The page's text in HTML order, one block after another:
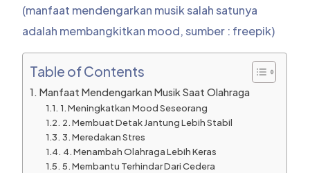
(manfaat mendengarkan musik salah satunya
adalah membangkitkan mood, sumber : freepik)
Table of Contents
Manfaat Mendengarkan Musik Saat Olahraga
1. Meningkatkan Mood Seseorang
2. Membuat Detak Jantung Lebih Stabil
3. Meredakan Stres
4. Menambah Olahraga Lebih Keras
5. Membantu Terhindar Dari Cedera